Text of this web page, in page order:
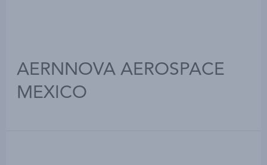
AERNNOVA AEROSPACE
MEXICO